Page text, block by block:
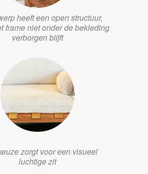
heeft een open structuur,
frame niet onder de bekleding
verborgen blijft
zorgt voor een visueel
luchtige zit